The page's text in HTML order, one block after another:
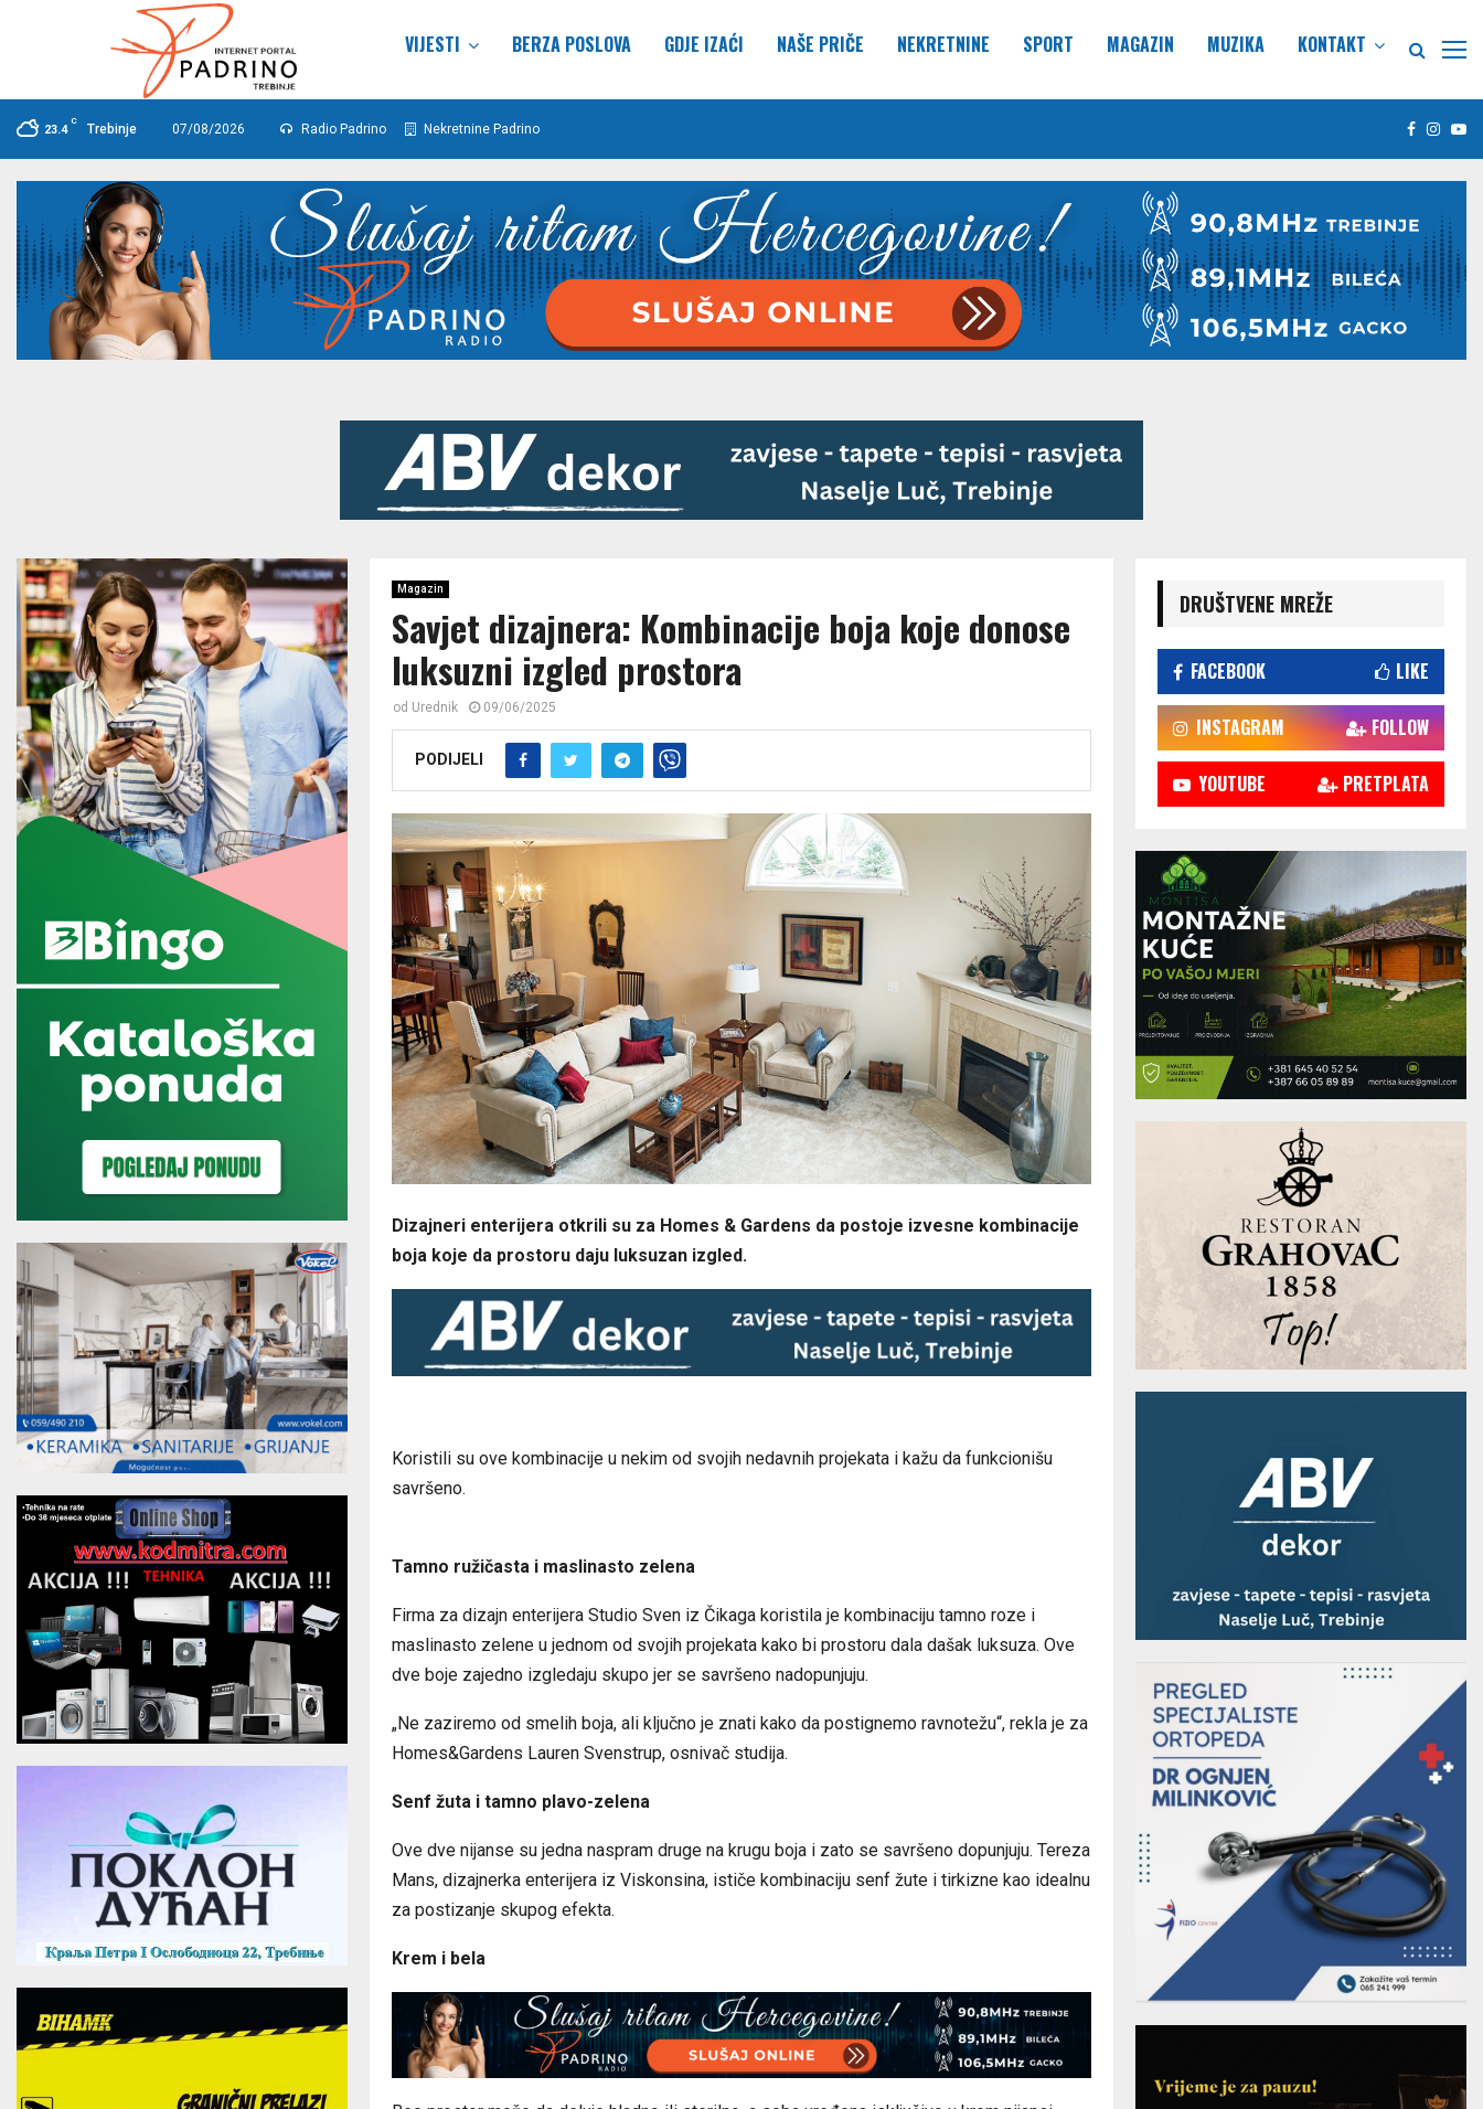
VIJESTI BERZA POSLOVA GDJE IZAĆI NAŠE PRIČE NEKRETNINE SPORT MAGAZIN MUZIKA KONTAKT
23.4
C
Trebinje 07/08/2026 Radio Padrino Nekretnine Padrino Facebook
Magazin
Savjet dizajnera: Kombinacije boja koje donose
luksuzni izgled prostora
od Urednik 09/06/2025
PODIJELI
Dizajneri enterijera otkrili su za Homes & Gardens da postoje izvesne kombinacije
boja koje da prostoru daju luksuzan izgled.
Koristili su ove kombinacije u nekim od svojih nedavnih projekata i kažu da funkcionišu
savršeno.
Tamno ružičasta i maslinasto zelena
Firma za dizajn enterijera Studio Sven iz Čikaga koristila je kombinaciju tamno roze i
maslinasto zelene u jednom od svojih projekata kako bi prostoru dala dašak luksuza. Ove
dve boje zajedno izgledaju skupo jer se savršeno nadopunjuju.
„Ne zaziremo od smelih boja, ali ključno je znati kako da postignemo ravnotežu“, rekla je za
Homes&Gardens Lauren Svenstrup, osnivač studija.
Senf žuta i tamno plavo-zelena
Ove dve nijanse su jedna naspram druge na krugu boja i zato se savršeno dopunjuju. Tereza
​​Mans, dizajnerka enterijera iz Viskonsina, ističe kombinaciju senf žute i tirkizne kao idealnu
za postizanje skupog efekta.
Krem i bela
DRUŠTVENE MREŽE
FACEBOOK LIKE
INSTAGRAM FOLLOW
YOUTUBE PRETPLATA